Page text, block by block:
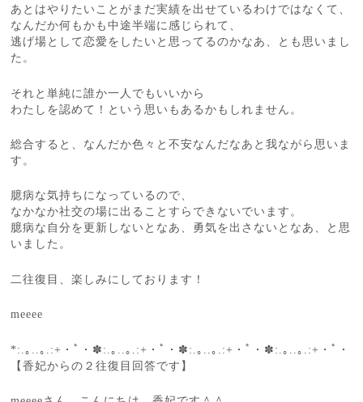
あとはやりたいことがまだ実績を出せているわけではなくて、
なんだか何もかも中途半端に感じられて、
逃げ場として恋愛をしたいと思ってるのかなあ、とも思いまし
た。
それと単純に誰か一人でもいいから
わたしを認めて！という思いもあるかもしれません。
総合すると、なんだか色々と不安なんだなあと我ながら思いま
す。
臆病な気持ちになっているので、
なかなか社交の場に出ることすらできないでいます。
臆病な自分を更新しないとなあ、勇気を出さないとなあ、と思
いました。
二往復目、楽しみにしております！
meeee
*:.｡..｡.:+・ﾟ・✽:.｡..｡.:+・ﾟ・✽:.｡..｡.:+・ﾟ・✽:.｡..｡.:+・ﾟ・
【香妃からの２往復目回答です】